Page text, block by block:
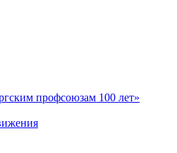
профсоюзам 100 лет»